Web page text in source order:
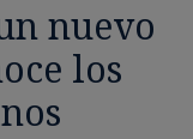
nuevo
los